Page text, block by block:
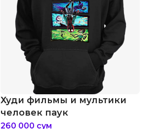
Худи фильмы и мультики
человек паук
260 000 сум